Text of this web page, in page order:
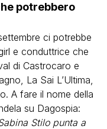
potrebbero
ci potrebbe
e conduttrice che
di Castrocaro e
La Sai L’Ultima,
A fare il nome della
su Dagospia:
Stilo punta a